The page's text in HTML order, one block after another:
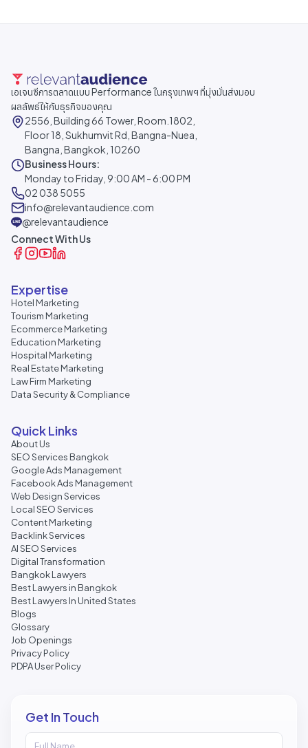
เอเจนซีการตลาดแบบ Performance ในกรุงเทพฯ ที่มุ่งมั่นส่งมอบ
ผลลัพธ์ให้กับธุรกิจของคุณ
2556, Building 66 Tower, Room.1802,
Floor 18, Sukhumvit Rd, Bangna-Nuea,
Bangna, Bangkok, 10260
Business Hours:
Monday to Friday, 9:00 AM - 6:00 PM
02 038 5055
info@relevantaudience.com
@relevantaudience
Connect With Us
Expertise
Hotel Marketing
Tourism Marketing
Ecommerce Marketing
Education Marketing
Hospital Marketing
Real Estate Marketing
Law Firm Marketing
Data Security & Compliance
Quick Links
About Us
SEO Services Bangkok
Google Ads Management
Facebook Ads Management
Web Design Services
Local SEO Services
Content Marketing
Backlink Services
AI SEO Services
Digital Transformation
Bangkok Lawyers
Best Lawyers in Bangkok
Best Lawyers In United States
Blogs
Glossary
Job Openings
Privacy Policy
PDPA User Policy
Get In Touch